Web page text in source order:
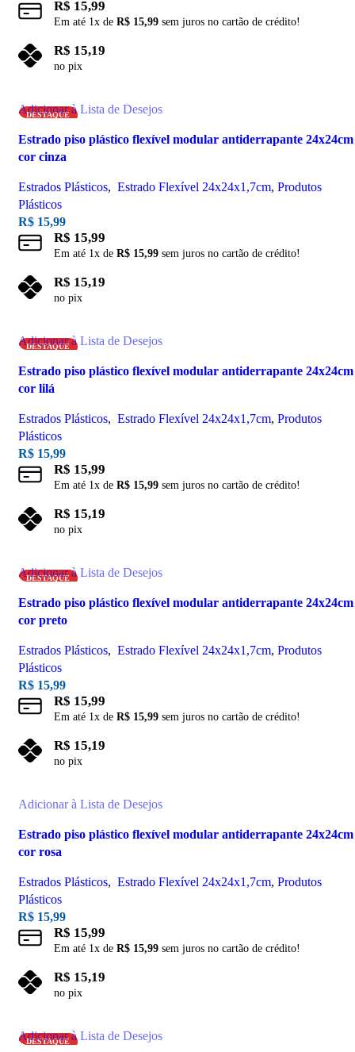
R$ 15,99
Em até 1x de R$ 15,99 sem juros no cartão de crédito!
R$ 15,19
no pix
DESTAQUE
Adicionar à Lista de Desejos
Estrado piso plástico flexível modular antiderrapante 24x24cm
cor cinza
Estrados Plásticos, Estrado Flexível 24x24x1,7cm, Produtos
Plásticos
R$ 15,99
R$ 15,99
Em até 1x de R$ 15,99 sem juros no cartão de crédito!
R$ 15,19
no pix
DESTAQUE
Adicionar à Lista de Desejos
Estrado piso plástico flexível modular antiderrapante 24x24cm
cor lilá
Estrados Plásticos, Estrado Flexível 24x24x1,7cm, Produtos
Plásticos
R$ 15,99
R$ 15,99
Em até 1x de R$ 15,99 sem juros no cartão de crédito!
R$ 15,19
no pix
DESTAQUE
Adicionar à Lista de Desejos
Estrado piso plástico flexível modular antiderrapante 24x24cm
cor preto
Estrados Plásticos, Estrado Flexível 24x24x1,7cm, Produtos
Plásticos
R$ 15,99
R$ 15,99
Em até 1x de R$ 15,99 sem juros no cartão de crédito!
R$ 15,19
no pix
Adicionar à Lista de Desejos
Estrado piso plástico flexível modular antiderrapante 24x24cm
cor rosa
Estrados Plásticos, Estrado Flexível 24x24x1,7cm, Produtos
Plásticos
R$ 15,99
R$ 15,99
Em até 1x de R$ 15,99 sem juros no cartão de crédito!
R$ 15,19
no pix
DESTAQUE
Adicionar à Lista de Desejos